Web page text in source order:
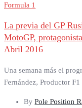
Formula 1
La previa del GP
MotoGP,
Abril 2016
Una semana más el
Fernández, Productor
By Pole Position